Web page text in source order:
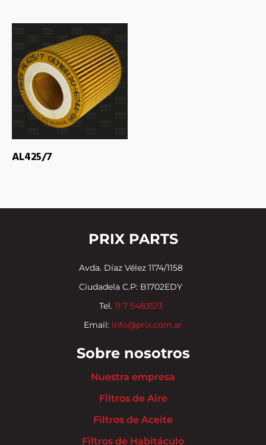
LEER MÁS
AL425/7
PRIX PARTS
Avda. Díaz Vélez 1174/1158
Ciudadela C.P: B1702EDY
Tel. 11 7 5483513
Email: info@prix.com.ar
Sobre nosotros
Nuestra empresa
Filtros de Aire
Filtros de Aceite
Filtros de Habitáculo